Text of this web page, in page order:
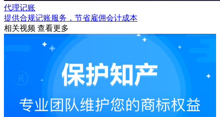
代理记账
提供合规记账服务，节省雇佣会计成本
相关视频 查看更多